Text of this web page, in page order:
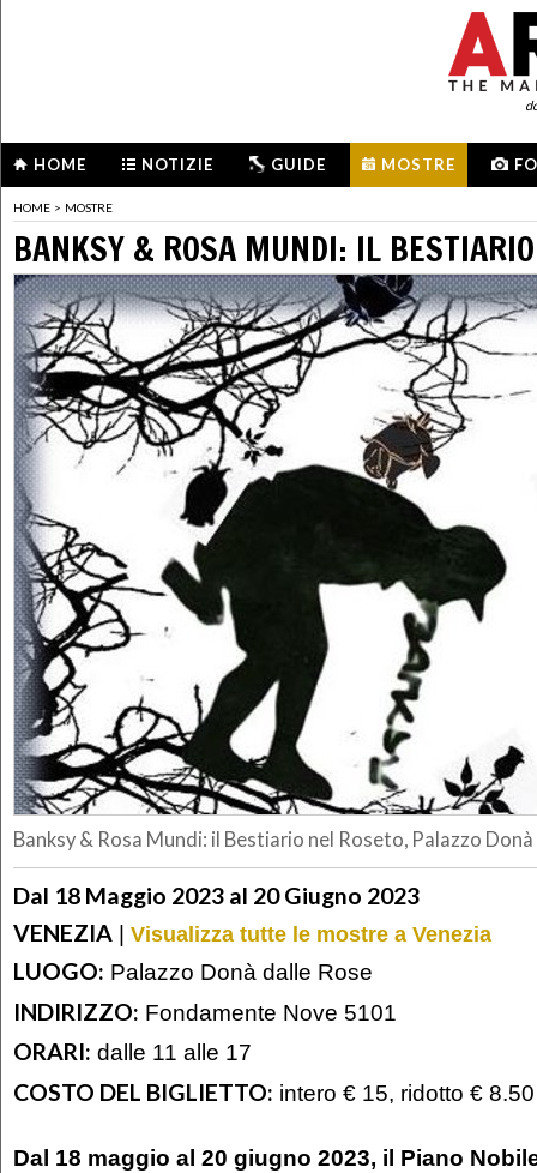
HOME NOTIZIE GUIDE MOSTRE
HOME > MOSTRE
BANKSY & ROSA MUNDI: IL
Banksy & Rosa Mundi: il Bestiario nel Roseto, Palazzo
Dal 18 Maggio 2023 al 20 Giugno 2023
VENEZIA | Visualizza tutte le mostre a Venezia
LUOGO: Palazzo Donà dalle Rose
INDIRIZZO: Fondamente Nove 5101
ORARI: dalle 11 alle 17
COSTO DEL BIGLIETTO: intero € 15, ridotto € 8.50
Dal 18 maggio al 20 giugno 2023, il Piano